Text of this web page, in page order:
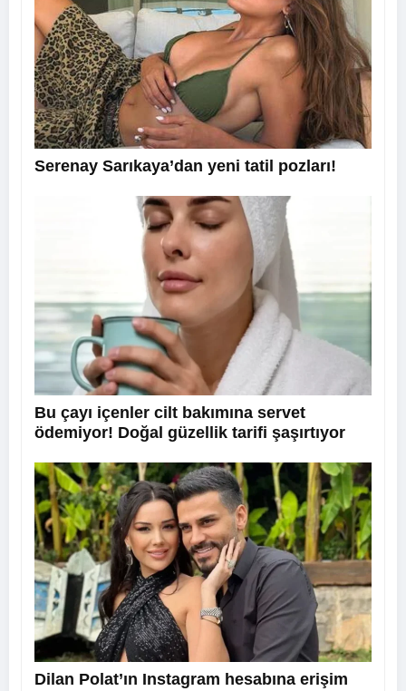
Serenay Sarıkaya’dan yeni tatil pozları!
Bu çayı içenler cilt bakımına servet
ödemiyor! Doğal güzellik tarifi şaşırtıyor
Dilan Polat’ın Instagram hesabına erişim